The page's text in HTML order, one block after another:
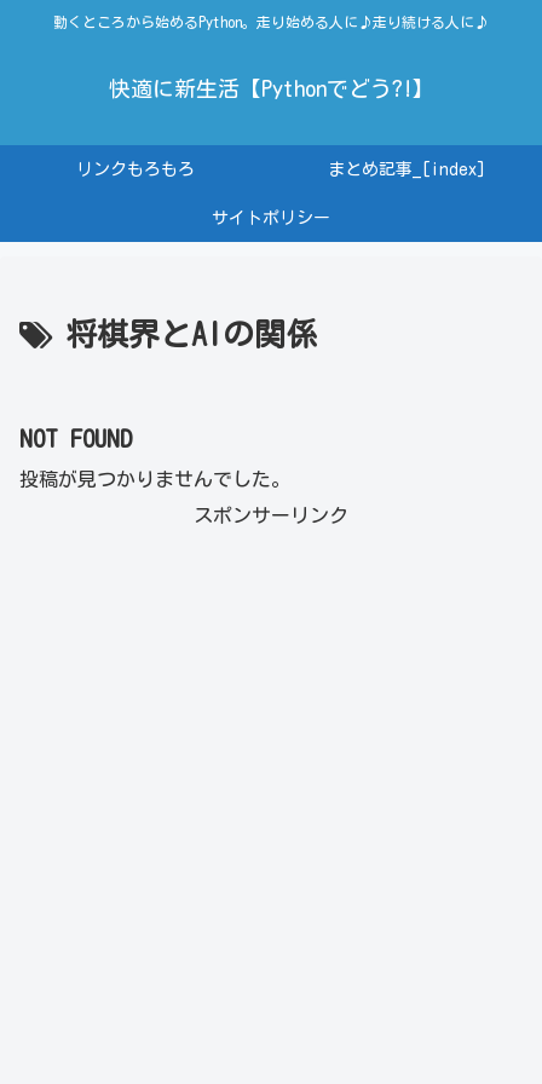
動くところから始めるPython。走り始める人に♪走り続ける人に♪
快適に新生活【Pythonでどう?!】
リンクもろもろ まとめ記事_[index]
サイトポリシー
将棋界とAIの関係
NOT FOUND
投稿が見つかりませんでした。
スポンサーリンク